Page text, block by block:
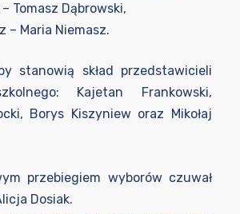
Tomasz Dąbrowski,
– Maria Niemasz.
stanowią skład przedstawicieli
Kajetan Frankowski,
Borys Kiszyniew oraz Mikołaj
przebiegiem wyborów czuwał
Dosiak.